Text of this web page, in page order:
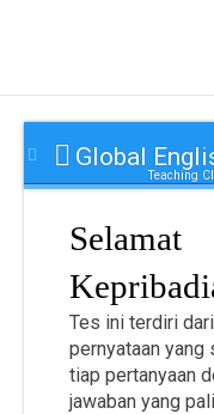
Global
Teaching
Tes ini terdiri
pernyataan yang
tiap pertanyaan
jawaban yang